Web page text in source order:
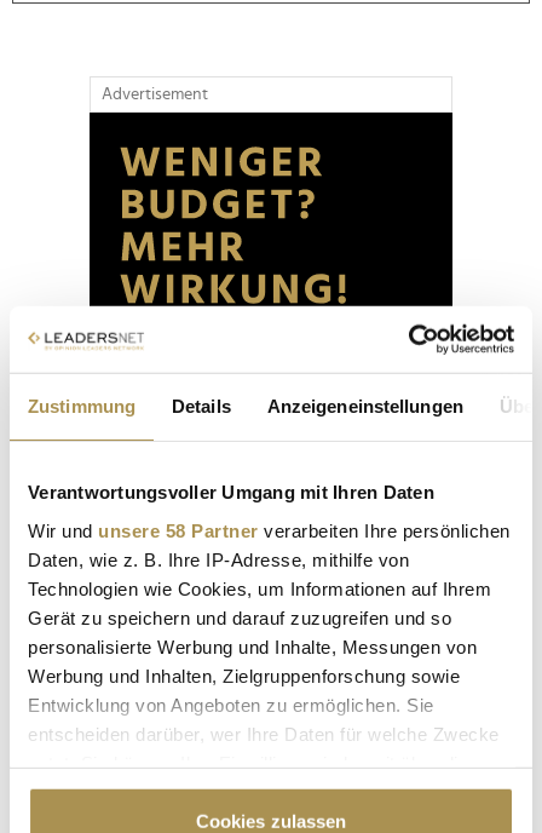
Zustimmung Details Anzeigeneinstellungen
Verantwortungsvoller Umgang mit Ihren Daten
Wir und unsere 58 Partner verarbeiten Ihre persönlichen
Daten, wie z. B. Ihre IP-Adresse, mithilfe von
Technologien wie Cookies, um Informationen auf Ihrem
Gerät zu speichern und darauf zuzugreifen und so
personalisierte Werbung und Inhalte, Messungen von
Werbung und Inhalten, Zielgruppenforschung sowie
Entwicklung von Angeboten zu ermöglichen. Sie
entscheiden darüber, wer Ihre Daten für welche Zwecke
Cookie-Erklärung oder durch Klicken auf das Privacy
Trigger Symbol ändern oder widerrufen
Cookies zulassen
Advertisement